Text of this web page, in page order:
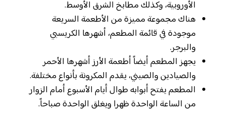
الأوروبية، وكذلك مطابخ الشرق الأوسط.
هناك مجموعة مميزة من الأطعمة السريعة
موجودة في قائمة المطعم، أشهرها الكريسبي
والبرجر.
يجهز المطعم أيضاً أطعمة الأرز أشهرها الأحمر
والصيادين والصيني، يقدم المكرونة بأنواع مختلفة.
المطعم يفتح أبوابه طوال أيام الأسبوع أمام الزوار
من الساعة الواحدة ظهرا ويغلق الواحدة صباحاً.